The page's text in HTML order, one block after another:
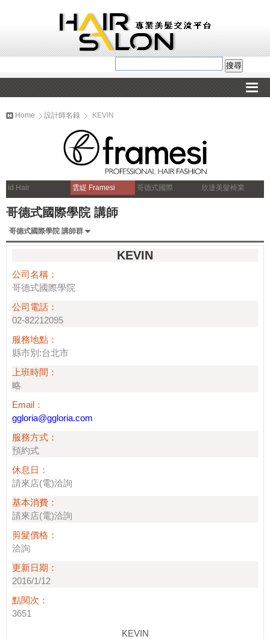
Home 設計師名錄 KEVIN
id Hair 雲緹 Framesi 哥德式國際 欣達美髮椅業
哥德式國際學院 講師
哥德式國際學院 講師群
KEVIN
公司名稱：
哥德式國際學院
公司電話：
02-82212095
服務地點：
縣市別:台北市
上班時間：
略
Email：
ggloria@ggloria.com
服務方式：
預約式
休息日：
請來店(電)洽詢
基本消費：
請來店(電)洽詢
剪髮價格：
洽詢
更新日期：
2016/1/12
點閱次：
3651
KEVIN